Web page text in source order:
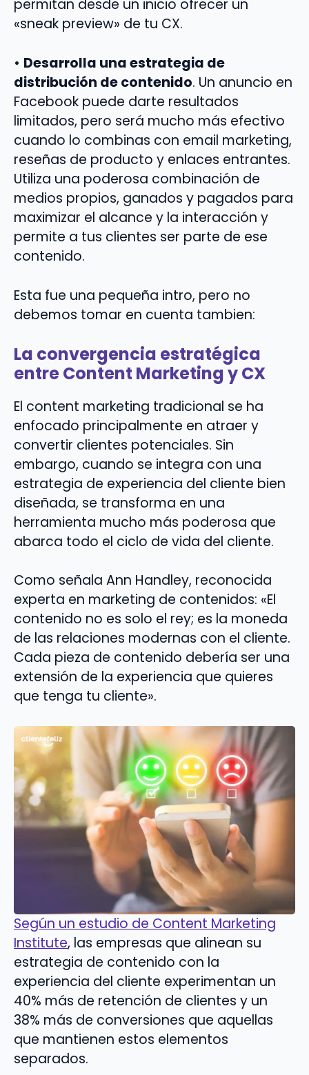
permitan desde un inicio ofrecer un
«sneak preview» de tu CX.
• Desarrolla una estrategia de
distribución de contenido. Un anuncio en
Facebook puede darte resultados
limitados, pero será mucho más efectivo
cuando lo combinas con email marketing,
reseñas de producto y enlaces entrantes.
Utiliza una poderosa combinación de
medios propios, ganados y pagados para
maximizar el alcance y la interacción y
permite a tus clientes ser parte de ese
contenido.
Esta fue una pequeña intro, pero no
debemos tomar en cuenta tambien:
La convergencia estratégica
entre Content Marketing y CX
El content marketing tradicional se ha
enfocado principalmente en atraer y
convertir clientes potenciales. Sin
embargo, cuando se integra con una
estrategia de experiencia del cliente bien
diseñada, se transforma en una
herramienta mucho más poderosa que
abarca todo el ciclo de vida del cliente.
Como señala Ann Handley, reconocida
experta en marketing de contenidos: «El
contenido no es solo el rey; es la moneda
de las relaciones modernas con el cliente.
Cada pieza de contenido debería ser una
extensión de la experiencia que quieres
que tenga tu cliente».
Según un estudio de Content Marketing
Institute, las empresas que alinean su
estrategia de contenido con la
experiencia del cliente experimentan un
40% más de retención de clientes y un
38% más de conversiones que aquellas
que mantienen estos elementos
separados.